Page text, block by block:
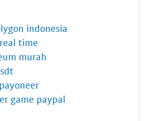
indonesia
time
murah
game paypal